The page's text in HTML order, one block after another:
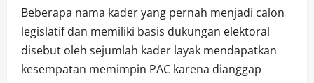
Beberapa nama kader yang pernah menjadi calon
legislatif dan memiliki basis dukungan elektoral
disebut oleh sejumlah kader layak mendapatkan
kesempatan memimpin PAC karena dianggap